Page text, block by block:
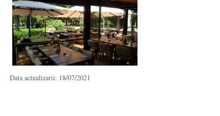
Data actualizarii: 18/07/2021